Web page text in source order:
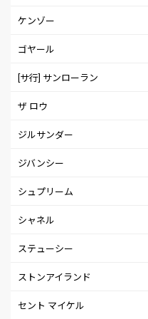
ケンゾー
ゴヤール
[サ行] サンローラン
ザ ロウ
ジルサンダー
ジバンシー
シュプリーム
シャネル
ステューシー
ストンアイランド
セント マイケル